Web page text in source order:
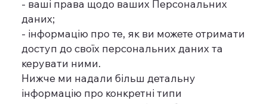
- ваші права щодо ваших Персональних
даних;
- інформацію про те, як ви можете отримати
доступ до своїх персональних даних та
керувати ними.
Нижче ми надали більш детальну
інформацію про конкретні типи